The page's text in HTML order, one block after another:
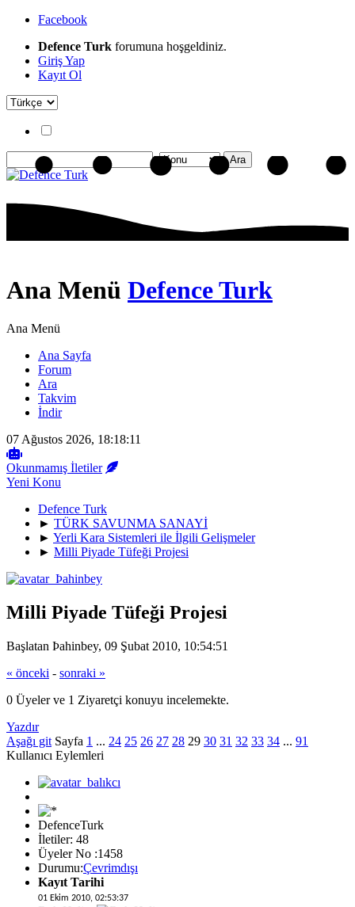
Facebook
Defence Turk forumuna hoşgeldiniz.
Giriş Yap
Kayıt Ol
Ana Menü Defence Turk
Ana Menü
Ana Sayfa
Forum
Ara
Takvim
İndir
07 Ağustos 2026, 18:18:11
Okunmamış İletiler
Yeni Konu
Defence Turk
► TÜRK SAVUNMA SANAYİ
► Yerli Kara Sistemleri ile İlgili Gelişmeler
► Milli Piyade Tüfeği Projesi
Milli Piyade Tüfeği Projesi
Başlatan Þahinbey, 09 Şubat 2010, 10:54:51
« önceki - sonraki »
0 Üyeler ve 1 Ziyaretçi konuyu incelemekte.
Yazdır
Aşağı git Sayfa 1 ... 24 25 26 27 28 29 30 31 32 33 34 ... 91
Kullanıcı Eylemleri
DefenceTurk
İletiler: 48
Üyeler No :1458
Durumu:Çevrimdışı
Kayıt Tarihi
01 Ekim 2010, 02:53:37